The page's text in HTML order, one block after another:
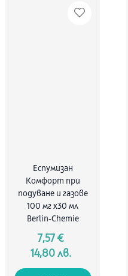
Еспумизан
Комфорт при
подуване и газове
100 мг х30 мл
Berlin-Chemie
7,57 €
14,80 лв.